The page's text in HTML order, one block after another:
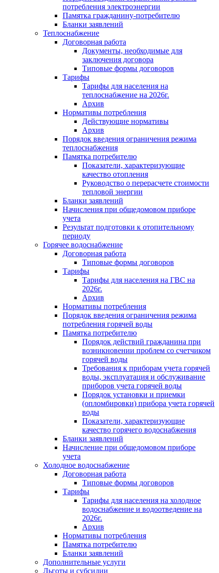
потребления электроэнергии
Памятка гражданину-потребителю
Бланки заявлений
Теплоснабжение
Договорная работа
Документы, необходимые для
заключения договора
Типовые формы договоров
Тарифы
Тарифы для населения на
теплоснабжение на 2026г.
Архив
Нормативы потребления
Действующие нормативы
Архив
Порядок введения ограничения режима
теплоснабжения
Памятка потребителю
Показатели, характеризующие
качество отопления
Руководство о перерасчете стоимости
тепловой энергии
Бланки заявлений
Начисления при общедомовом приборе
учета
Результат подготовки к отопительному
периоду
Горячее водоснабжение
Договорная работа
Типовые формы договоров
Тарифы
Тарифы для населения на ГВС на
2026г.
Архив
Нормативы потребления
Порядок введения ограничения режима
потребления горячей воды
Памятка потребителю
Порядок действий гражданина при
возникновении проблем со счетчиком
горячей воды
Требования к приборам учета горячей
воды, эксплуатация и обслуживание
приборов учета горячей воды
Порядок установки и приемки
(опломбировки) прибора учета горячей
воды
Показатели, характеризующие
качество горячего водоснабжения
Бланки заявлений
Начисление при общедомовом приборе
учета
Холодное водоснабжение
Договорная работа
Типовые формы договоров
Тарифы
Тарифы для населения на холодное
водоснабжение и водоотведение на
2026г.
Архив
Нормативы потребления
Памятка потребителю
Бланки заявлений
Дополнительные услуги
Льготы и субсидии